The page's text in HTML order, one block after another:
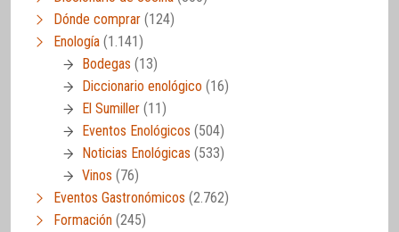
Dónde comprar (124)
Enología (1.141)
Bodegas (13)
Diccionario enológico (16)
El Sumiller (11)
Eventos Enológicos (504)
Noticias Enológicas (533)
Vinos (76)
Eventos Gastronómicos (2.762)
Formación (245)